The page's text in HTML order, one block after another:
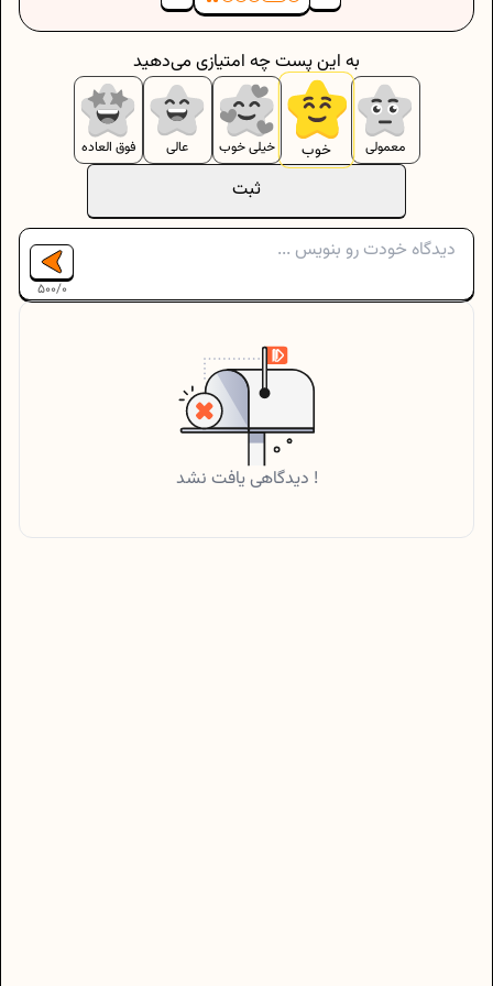
ثبت
معمولی خوب خیلی خوب عالی فوق العاده
به این پست چه امتیازی می‌دهید
500/0
دیدگاهی یافت نشد !